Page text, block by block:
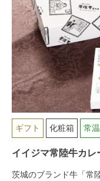
ギフト 化粧箱 常温
イイジマ常陸牛カレ
茨城のブランド牛「常